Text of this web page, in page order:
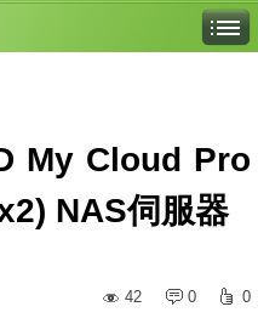
My Cloud Pro
NAS伺服器
42
0 0